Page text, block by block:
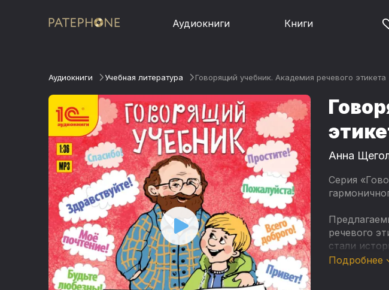
Аудиокниги Книги
Аудиокниги Учебная литература Говорящий учебник. Академия речевого этикета
Анна
Серия
речевого
стали
Подробнее